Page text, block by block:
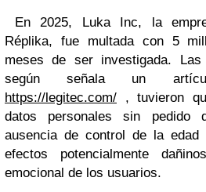
En 2025, Luka Inc, la
Réplika, fue multada con 5
meses de ser investigada.
según señala un
https://legitec.com/ , tuvieron
datos personales sin pedido
ausencia de control de la
efectos potencialmente
emocional de los usuarios.